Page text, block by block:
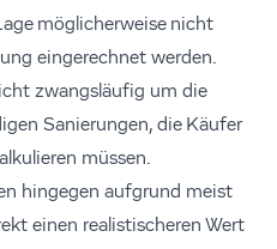
möglicherweise nicht
eingerechnet werden.
zwangsläufig um die
Sanierungen, die Käufer
müssen.
hingegen aufgrund meist
einen realistischeren Wert